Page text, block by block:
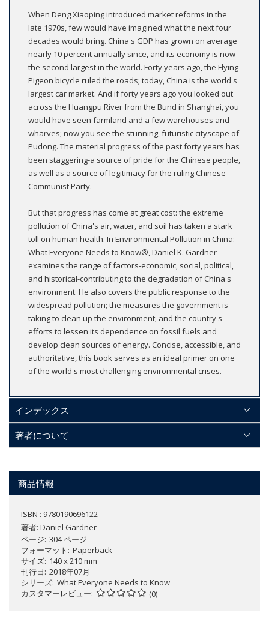
When Deng Xiaoping introduced market reforms in the
late 1970s, few would have imagined what the next four
decades would bring. China's GDP has grown on average
nearly 10 percent annually since, and its economy is now
the second largest in the world. Forty years ago, the Flying
Pigeon bicycle ruled the roads; today, China is the world's
largest car market. And if forty years ago you looked out
across the Huangpu River from the Bund in Shanghai, you
would have seen farmland and a few warehouses and
wharves; now you see the stunning, futuristic cityscape of
Pudong. The material progress of the past forty years has
been staggering-a source of pride for the Chinese people,
as well as a source of legitimacy for the ruling Chinese
Communist Party.
But that progress has come at great cost: the extreme
pollution of China's air, water, and soil has taken a stark
toll on human health. In Environmental Pollution in China:
What Everyone Needs to Know®, Daniel K. Gardner
examines the range of factors-economic, social, political,
and historical-contributing to the degradation of China's
environment. He also covers the public response to the
widespread pollution; the measures the government is
taking to clean up the environment; and the country's
efforts to lessen its dependence on fossil fuels and
develop clean sources of energy. Concise, accessible, and
authoritative, this book serves as an ideal primer on one
of the world's most challenging environmental crises.
インデックス
著者について
商品情報
ISBN : 9780190696122
著者: Daniel Gardner
ページ 304 ページ
フォーマット
Paperback
サイズ 140 x 210 mm
刊行日 2018年07月
シリーズ What Everyone Needs to Know
カスタマーレビュー
(0)